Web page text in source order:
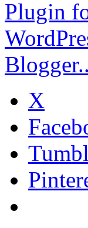
X